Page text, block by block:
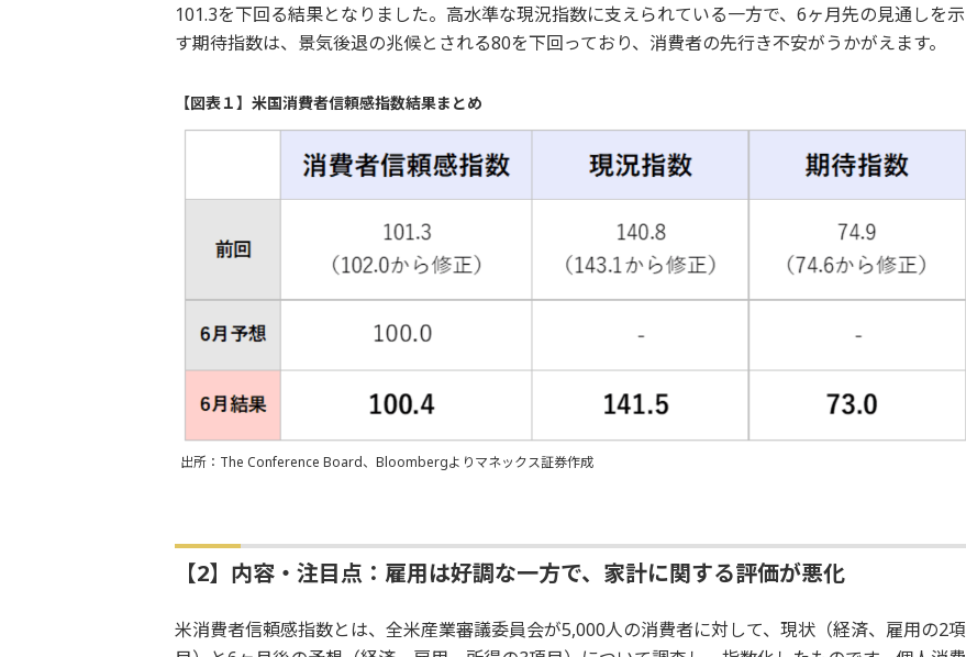
101.3を下回る結果となりました。高水準な現況指数に支えられている一方で、6ヶ月先の見通しを示
す期待指数は、景気後退の兆候とされる80を下回っており、消費者の先行き不安がうかがえます。
【図表１】米国消費者信頼感指数結果まとめ
出所：The Conference Board、Bloombergよりマネックス証券作成
【2】内容・注目点：雇用は好調な一方で、家計に関する評価が悪化
米消費者信頼感指数とは、全米産業審議委員会が5,000人の消費者に対して、現状（経済、雇用の2項